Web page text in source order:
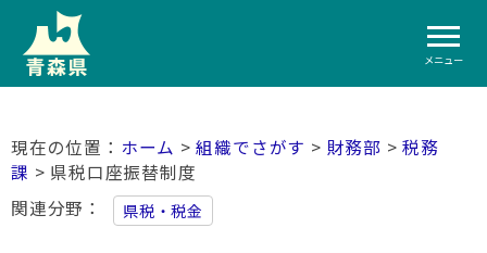
メニュー
ホーム >組織でさがす > 財務部 >税務
課 > 県税口座振替制度
関連分野
県税・税金